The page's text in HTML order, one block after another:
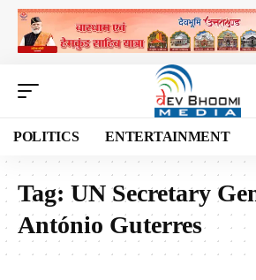
POLITICS ENTERTAINMENT
Tag: UN Secretary
António Guterres